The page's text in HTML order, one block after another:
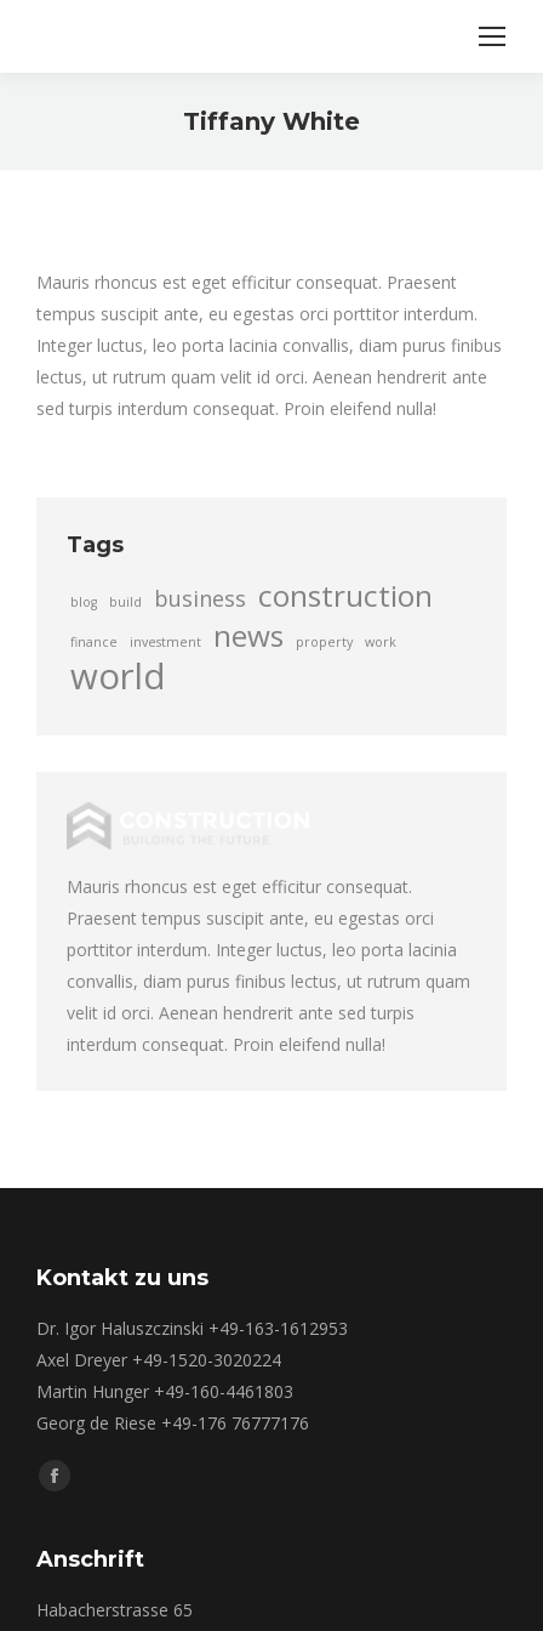
Tiffany White
Mauris rhoncus est eget efficitur consequat. Praesent
tempus suscipit ante, eu egestas orci porttitor interdum.
Integer luctus, leo porta lacinia convallis, diam purus finibus
lectus, ut rutrum quam velit id orci. Aenean hendrerit ante
sed turpis interdum consequat. Proin eleifend nulla!
Tags
blog build business construction
finance investment news property work
world
Mauris rhoncus est eget efficitur consequat.
Praesent tempus suscipit ante, eu egestas orci
porttitor interdum. Integer luctus, leo porta lacinia
convallis, diam purus finibus lectus, ut rutrum quam
velit id orci. Aenean hendrerit ante sed turpis
interdum consequat. Proin eleifend nulla!
Kontakt zu uns
Dr. Igor Haluszczinski +49-163-1612953
Axel Dreyer +49-1520-3020224
Martin Hunger +49-160-4461803
Georg de Riese +49-176 76777176
Finden Sie uns auf:
Facebook
opens
new
Anschrift
Habacherstrasse 65